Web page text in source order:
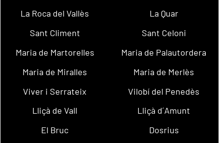
La Roca del Vallès
La Quar
Sant Climent
Sant Celoni
Maria de Martorelles
Maria de Palautordera
Maria de Miralles
Maria de Merlès
Viver i Serrateix
Vilobí del Penedès
Lliçà de Vall
Lliçà d´Amunt
El Bruc
Dosrius